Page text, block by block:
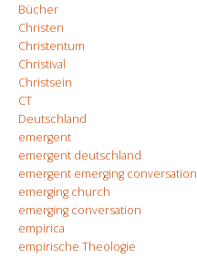
Bücher
Christen
Christentum
Christival
Christsein
CT
Deutschland
emergent
emergent deutschland
emergent emerging conversation
emerging church
emerging conversation
empirica
empirische Theologie